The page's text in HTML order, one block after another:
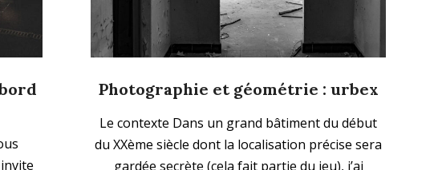
Photographie et géométrie : urbex
09-
04
Le contexte Dans un grand bâtiment du début
du XXème siècle dont la localisation précise sera
gardée secrète (cela fait partie du jeu), j’ai